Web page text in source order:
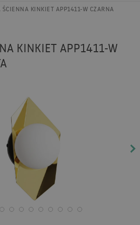
ŚCIENNA KINKIET APP1411-W CZARNA
KINKIET APP1411-W